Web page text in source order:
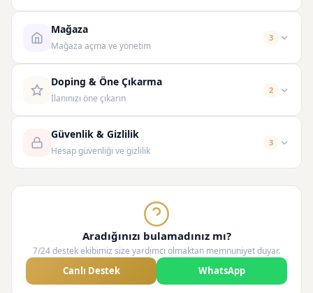
Mağaza
Mağaza açma ve yönetim
3
Doping & Öne Çıkarma
İlanınızı öne çıkarın
2
Güvenlik & Gizlilik
Hesap güvenliği ve gizlilik
3
Aradığınızı bulamadınız mı?
7/24 destek ekibimiz size yardımcı olmaktan memnuniyet duyar.
Canlı Destek WhatsApp